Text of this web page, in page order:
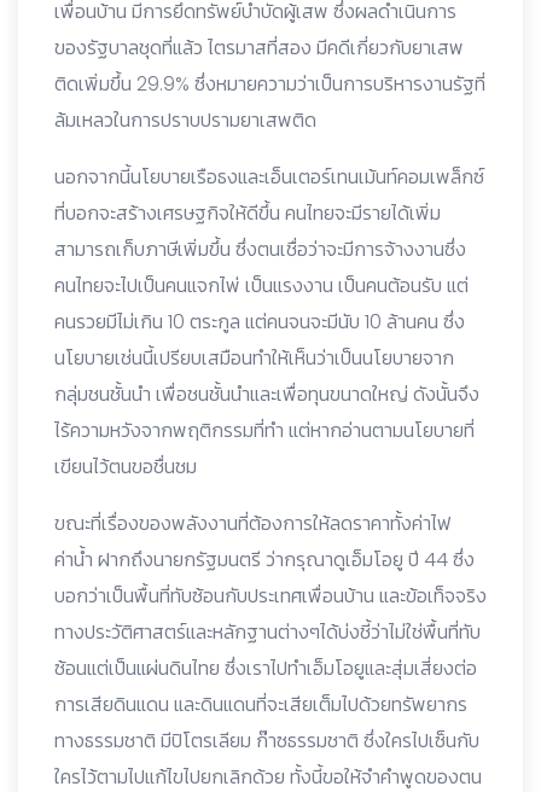
เพื่อนบ้าน มีการยึดทรัพย์บำบัดผู้เสพ ซึ่งผลดำเนินการ
ของรัฐบาลชุดที่แล้ว ไตรมาสที่สอง มีคดีเกี่ยวกับยาเสพ
ติดเพิ่มขึ้น 29.9% ซึ่งหมายความว่าเป็นการบริหารงานรัฐที่
ล้มเหลวในการปราบปรามยาเสพติด
นอกจากนี้นโยบายเรือธงและเอ็นเตอร์เทนเม้นท์คอมเพล็กซ์
ที่บอกจะสร้างเศรษฐกิจให้ดีขึ้น คนไทยจะมีรายได้เพิ่ม
สามารถเก็บภาษีเพิ่มขึ้น ซึ่งตนเชื่อว่าจะมีการจ้างงานซึ่ง
คนไทยจะไปเป็นคนแจกไพ่ เป็นแรงงาน เป็นคนต้อนรับ แต่
คนรวยมีไม่เกิน 10 ตระกูล แต่คนจนจะมีนับ 10 ล้านคน ซึ่ง
นโยบายเช่นนี้เปรียบเสมือนทำให้เห็นว่าเป็นนโยบายจาก
กลุ่มชนชั้นนำ เพื่อชนชั้นนำและเพื่อทุนขนาดใหญ่ ดังนั้นจึง
ไร้ความหวังจากพฤติกรรมที่ทำ แต่หากอ่านตามนโยบายที่
เขียนไว้ตนขอชื่นชม
ขณะที่เรื่องของพลังงานที่ต้องการให้ลดราคาทั้งค่าไฟ
ค่าน้ำ ฝากถึงนายกรัฐมนตรี ว่ากรุณาดูเอ็มโอยู ปี 44 ซึ่ง
บอกว่าเป็นพื้นที่ทับซ้อนกับประเทศเพื่อนบ้าน และข้อเท็จจริง
ทางประวัติศาสตร์และหลักฐานต่างๆได้บ่งชี้ว่าไม่ใช่พื้นที่ทับ
ซ้อนแต่เป็นแผ่นดินไทย ซึ่งเราไปทำเอ็มโอยูและสุ่มเสี่ยงต่อ
การเสียดินแดน และดินแดนที่จะเสียเต็มไปด้วยทรัพยากร
ทางธรรมชาติ มีปิโตรเลียม ก๊าซธรรมชาติ ซึ่งใครไปเซ็นกับ
ใครไว้ตามไปแก้ไขไปยกเลิกด้วย ทั้งนี้ขอให้จำคำพูดของตน